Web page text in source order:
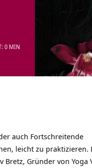
0 MIN
auch Fortschreitende
leicht zu praktizieren.
Gründer von Yoga